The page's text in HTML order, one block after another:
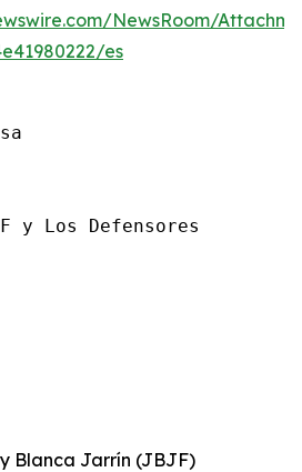
NewsRoom/
es
y Los Defensores
Blanca Jarrín (JBJF)